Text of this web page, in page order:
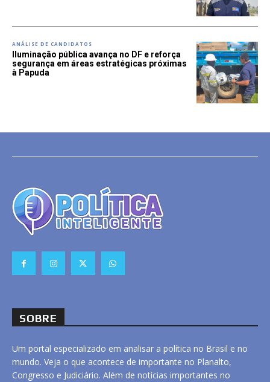
ANÁLISE DE CANDIDATOS
Iluminação pública avança no DF e reforça
segurança em áreas estratégicas próximas
à Papuda
SOBRE
Um portal especializado em analisar a política no Brasil e no
mundo. Veja o que acontece de importante no Planalto,
Congresso e Judiciário. Além de notícias importantes no